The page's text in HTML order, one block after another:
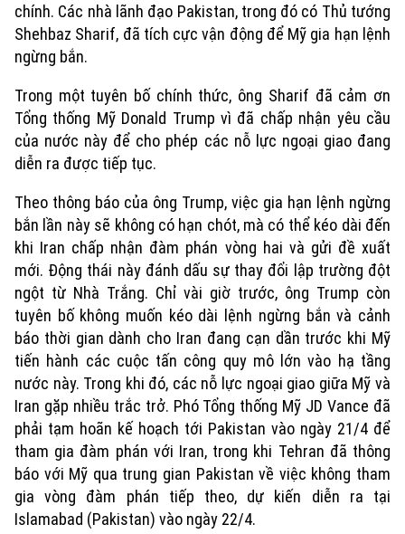
chính. Các nhà lãnh đạo Pakistan, trong đó có Thủ tướng
Shehbaz Sharif, đã tích cực vận động để Mỹ gia hạn lệnh
ngừng bắn.
Trong một tuyên bố chính thức, ông Sharif đã cảm ơn
Tổng thống Mỹ Donald Trump vì đã chấp nhận yêu cầu
của nước này để cho phép các nỗ lực ngoại giao đang
diễn ra được tiếp tục.
Theo thông báo của ông Trump, việc gia hạn lệnh ngừng
bắn lần này sẽ không có hạn chót, mà có thể kéo dài đến
khi Iran chấp nhận đàm phán vòng hai và gửi đề xuất
mới. Động thái này đánh dấu sự thay đổi lập trường đột
ngột từ Nhà Trắng. Chỉ vài giờ trước, ông Trump còn
tuyên bố không muốn kéo dài lệnh ngừng bắn và cảnh
báo thời gian dành cho Iran đang cạn dần trước khi Mỹ
tiến hành các cuộc tấn công quy mô lớn vào hạ tầng
nước này. Trong khi đó, các nỗ lực ngoại giao giữa Mỹ và
Iran gặp nhiều trắc trở. Phó Tổng thống Mỹ JD Vance đã
phải tạm hoãn kế hoạch tới Pakistan vào ngày 21/4 để
tham gia đàm phán với Iran, trong khi Tehran đã thông
báo với Mỹ qua trung gian Pakistan về việc không tham
gia vòng đàm phán tiếp theo, dự kiến diễn ra tại
Islamabad (Pakistan) vào ngày 22/4.